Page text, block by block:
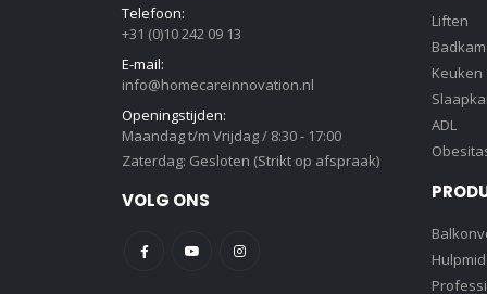
Telefoon:
+31 (0)10 242 09 13
E-mail:
info@homecareinnovation.nl
Openingstijden:
Maandag t/m Vrijdag / 8:30 - 17:00
Zaterdag: Gesloten (Strikt op afspraak)
VOLG ONS
Liften
Keuken
ADL